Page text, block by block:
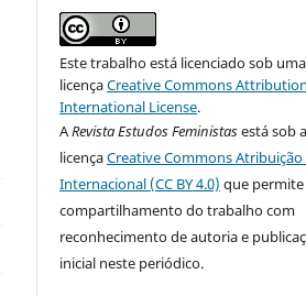
Este trabalho está licenciado sob uma
licençaCreative Commons
International License.
ARevista Estudos Feministasestá sob a
licençaCreative Commons Atribuição
Internacional (CC BY 4.0) que
compartilhamento do trabalho com
reconhecimento de autoria e
inicial neste periódico.